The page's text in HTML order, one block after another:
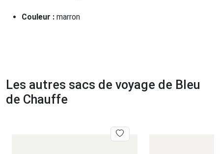
Couleur : marron
Les autres sacs de voyage de Bleu
de Chauffe